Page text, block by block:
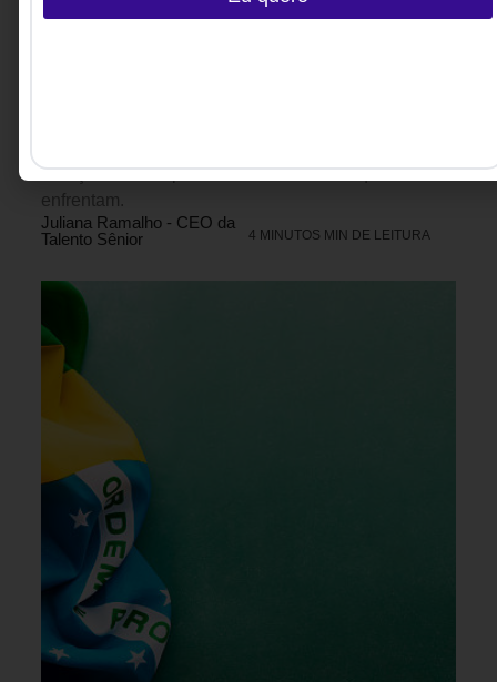
transformam. Mas a escolha mais importante
duração e a complexidade dos desafios que
enfrentam.
Juliana Ramalho - CEO da
Talento Sênior
4 MINUTOS MIN DE LEITURA